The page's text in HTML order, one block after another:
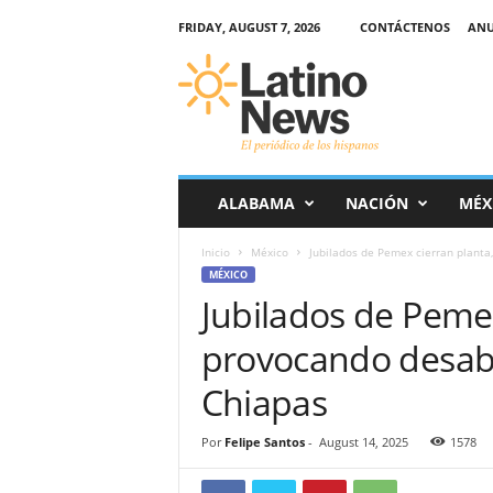
FRIDAY, AUGUST 7, 2026 CONTÁCTENOS
ó
ALABAMA NACIÓN
Inicio México Jubilados de Pemex cierran
MÉXICO
Jubilados de
provocando
Chiapas
Por Felipe Santos- August 14, 2025 1578